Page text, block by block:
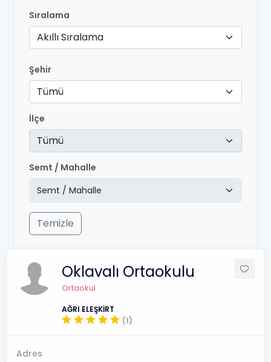
Sıralama
Akıllı Sıralama
Şehir
Tümü
İlçe
Tümü
Semt / Mahalle
Temizle
Oklavalı Ortaokulu
Ortaokul
AĞRI ELEŞKİRT
(1)
Adres